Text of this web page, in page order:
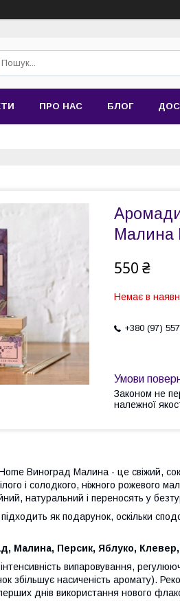
ПРО НАС БЛОГ
Малина
550 ₴
Немає в
+380 (97)
Законом не
належної
Виноград Малина - це свіжий,
і солодкого, ніжного
натуральний і переносять у
як подарунок, оскільки
Малина, Персик, Яблуко,
випаровування,
збільшує насиченість аромату).
днів використання нового